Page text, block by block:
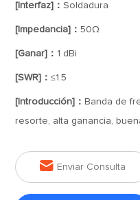
[Interfaz]：Soldadura
[Impedancia]：50Ω
[Ganar]： 1 dBi
[SWR]：≤1.5
[Introducción]： Banda de
resorte, alta ganancia,
 Enviar Consulta